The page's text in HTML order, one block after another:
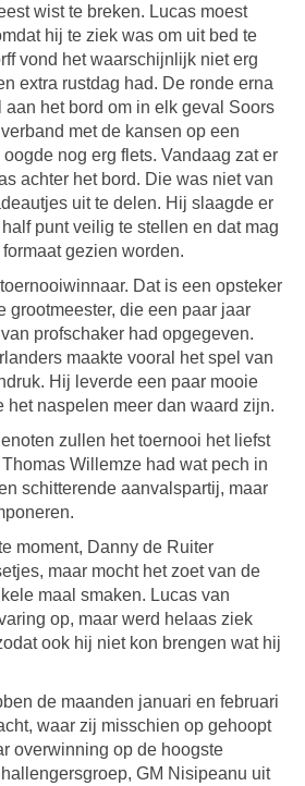
wist te breken. Lucas moest
hij te ziek was om uit bed te
vond het waarschijnlijk niet erg
extra rustdag had. De ronde erna
het bord om in elk geval Soors
met de kansen op een
nog erg flets. Vandaag zat er
achter het bord. Die was niet van
uit te delen. Hij slaagde er
punt veilig te stellen en dat mag
gezien worden.
Dat is een opsteker
grootmeester, die een paar jaar
profschaker had opgegeven.
maakte vooral het spel van
Hij leverde een paar mooie
het naspelen meer dan waard zijn.
zullen het toernooi het liefst
Willemze had wat pech in
schitterende aanvalspartij, maar
moment, Danny de Ruiter
maar mocht het zoet van de
maal smaken. Lucas van
op, maar werd helaas ziek
ook hij niet kon brengen wat hij
de maanden januari en februari
waar zij misschien op gehoopt
overwinning op de hoogste
GM Nisipeanu uit